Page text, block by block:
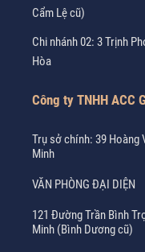
Cẩm Lệ cũ)
Chi nhánh 02: 3 Trịnh
Hòa
Công ty TNHH ACC
Trụ sở chính: 39 Hoàng
Minh
VĂN PHÒNG ĐẠI DIỆN
121 Đường Trần Bình
Minh (Bình Dương cũ)